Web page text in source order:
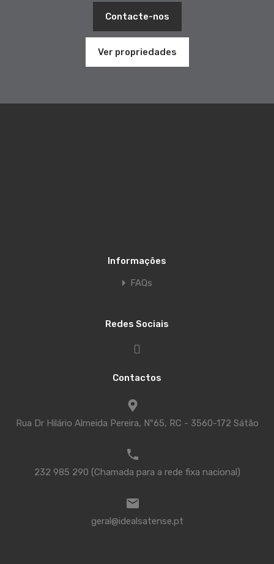
Contacte-nos
Ver propriedades
Informações
FAQs
Redes Sociais
Contactos
Rua Dr Hilário Almeida Pereira, Nº65, RC - 3560-172 Sátão
232 985 290 (Chamada para a rede fixa nacional)
geral@idealsatense.pt